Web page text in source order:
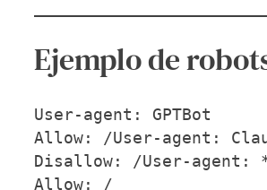
Ejemplo de
User-agent: GPTBot
Allow: /User-agent:
Disallow: /User-agent:
Allow: /